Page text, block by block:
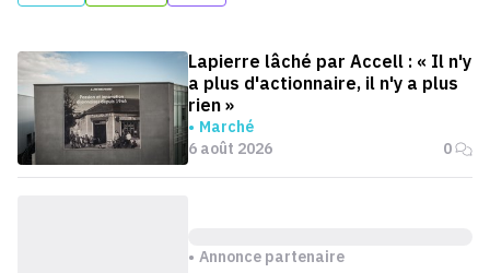
Lapierre lâché par Accell : « Il n'y
a plus d'actionnaire, il n'y a plus
rien »
Marché
6 août 2026
0
Annonce partenaire